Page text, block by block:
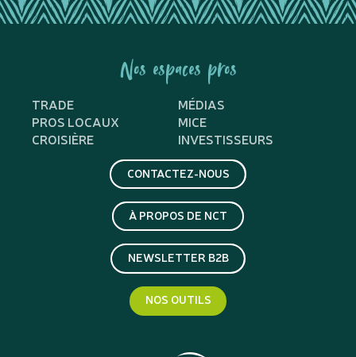
Nos espaces pros
TRADE
MÉDIAS
PROS LOCAUX
MICE
CROISIÈRE
INVESTISSEURS
CONTACTEZ-NOUS
À PROPOS DE NCT
NEWSLETTER B2B
NOS OUTILS